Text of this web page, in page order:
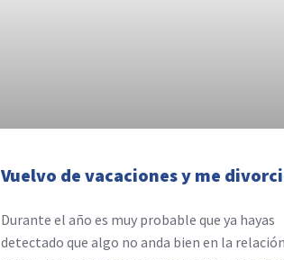
Vuelvo de vacaciones y me
Durante el año es muy probable que ya hayas
detectado que algo no anda bien en la